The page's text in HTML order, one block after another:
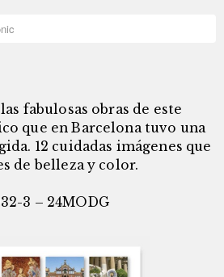
fabulosas obras de este
que en Barcelona tuvo una
12 cuidadas imágenes que
de belleza y color.
3 – 24MODG